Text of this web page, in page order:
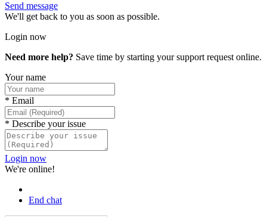
Send message
We'll get back to you as soon as possible.
Login now
Need more help? Save time by starting your support request online.
Your name
* Email
* Describe your issue
Login now
We're online!
End chat